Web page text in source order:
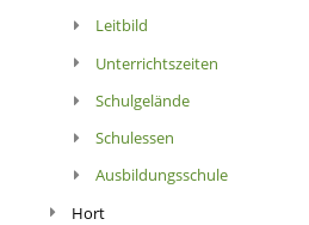
Leitbild
Unterrichtszeiten
Schulgelände
Schulessen
Ausbildungsschule
Hort